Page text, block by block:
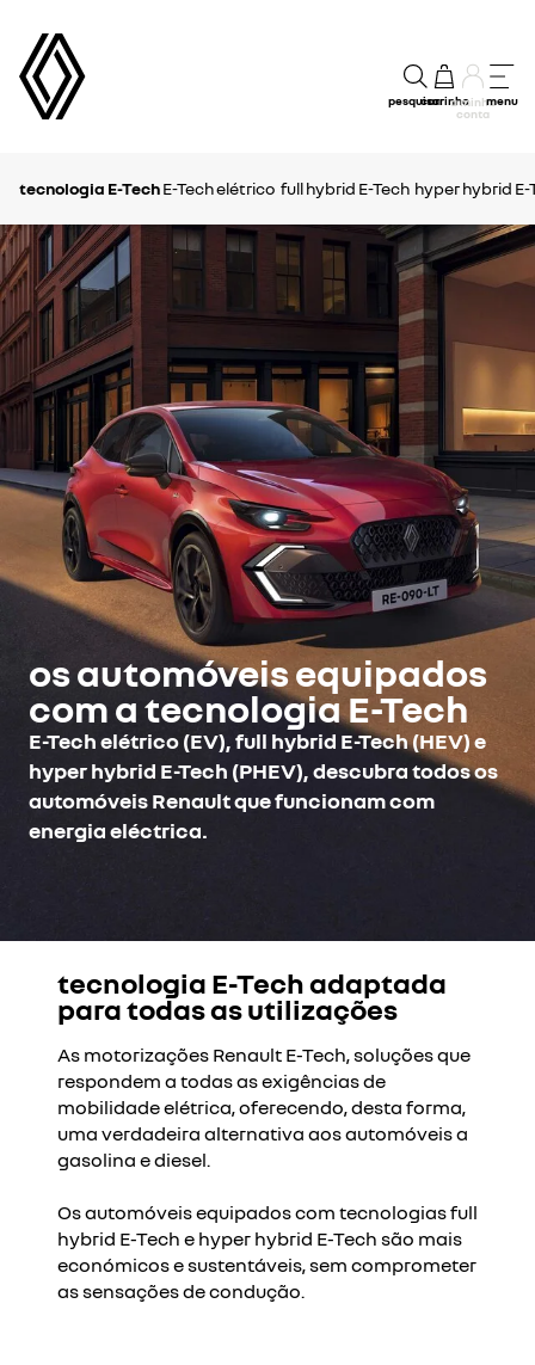
pesquisarcarrinhoa minha
conta
menu
tecnologia E-TechE-Tech elétrico full hybrid E-Tech hyper hybrid E-
os automóveis equipados
com a tecnologia E-Tech
E-Tech elétrico (EV), full hybrid E-Tech (HEV) e
hyper hybrid E-Tech (PHEV), descubra todos os
automóveis Renault que funcionam com
energia eléctrica.
O Youtube está desativado. Autorize o depósito de cookies
sociais para aceder ao conteúdo. (CTA - Permitir)
recusar todos
aceitar todos
tecnologia E-Tech adaptada
para todas as utilizações
As motorizações Renault E-Tech, soluções que
respondem a todas as exigências de
mobilidade elétrica, oferecendo, desta forma,
uma verdadeira alternativa aos automóveis a
gasolina e diesel.
Os automóveis equipados com tecnologias full
hybrid E-Tech e hyper hybrid E-Tech são mais
económicos e sustentáveis, sem comprometer
as sensações de condução.